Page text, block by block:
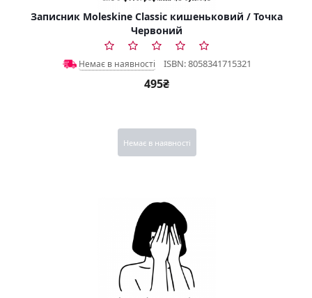
Записник Moleskine Classic кишеньковий / Точка
Червоний
Немає в наявності ISBN: 8058341715321
495₴
Немає в наявності